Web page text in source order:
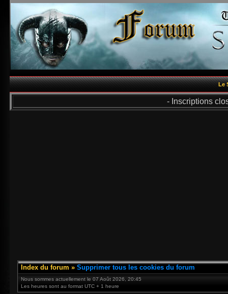
Le
- Inscriptions
Index du forum » Supprimer tous les cookies du forum
Nous sommes actuellement le 07 Août 2026, 20:45
Les heures sont au format UTC + 1 heure